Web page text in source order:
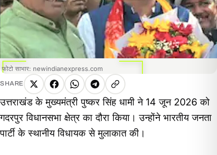
फोटो साभार: newindianexpress.com
SHARE
X FacebookWhatsApp
Telegram
Copy
link
उत्तराखंड के मुख्यमंत्री पुष्कर सिंह धामी ने 14 जून 2026 को
गदरपुर विधानसभा क्षेत्र का दौरा किया। उन्होंने भारतीय जनता
पार्टी के स्थानीय विधायक से मुलाकात की।